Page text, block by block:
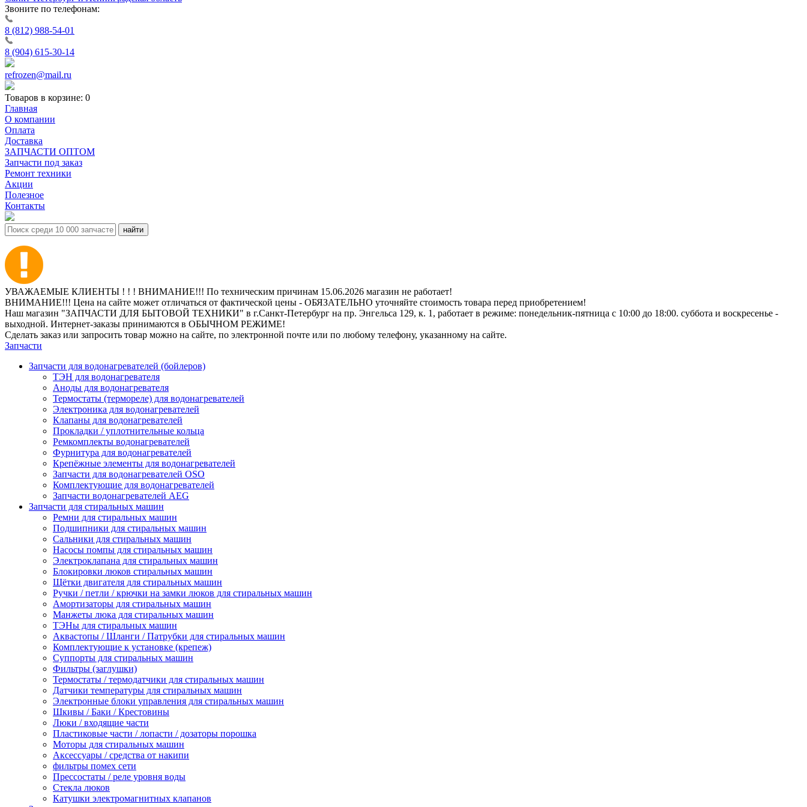
Звоните по телефонам:
8 (812) 988-54-01
8 (904) 615-30-14
refrozen@mail.ru
Товаров в корзине: 0
Главная
О компании
Оплата
Доставка
ЗАПЧАСТИ ОПТОМ
Запчасти под заказ
Ремонт техники
Акции
Полезное
Контакты
УВАЖАЕМЫЕ КЛИЕНТЫ ! ! ! ВНИМАНИЕ!!! По техническим причинам 15.06.2026 магазин не работает!
ВНИМАНИЕ!!! Цена на сайте может отличаться от фактической цены - ОБЯЗАТЕЛЬНО уточняйте стоимость товара перед приобретением!
Наш магазин "ЗАПЧАСТИ ДЛЯ БЫТОВОЙ ТЕХНИКИ" в г.Санкт-Петербург на пр. Энгельса 129, к. 1, работает в режиме: понедельник-пятница с 10:00 до 18:00. суббота и воскресенье -
выходной. Интернет-заказы принимаются в ОБЫЧНОМ РЕЖИМЕ!
Сделать заказ или запросить товар можно на сайте, по электронной почте или по любому телефону, указанному на сайте.
Запчасти
Запчасти для водонагревателей (бойлеров)
ТЭН для водонагревателя
Аноды для водонагревателя
Термостаты (термореле) для водонагревателей
Электроника для водонагревателей
Клапаны для водонагревателей
Прокладки / уплотнительные кольца
Ремкомплекты водонагревателей
Фурнитура для водонагревателей
Крепёжные элементы для водонагревателей
Запчасти для водонагревателей OSO
Комплектующие для водонагревателей
Запчасти водонагревателей AEG
Запчасти для стиральных машин
Ремни для стиральных машин
Подшипники для стиральных машин
Сальники для стиральных машин
Насосы помпы для стиральных машин
Электроклапана для стиральных машин
Блокировки люков стиральных машин
Щётки двигателя для стиральных машин
Ручки / петли / крючки на замки люков для стиральных машин
Амортизаторы для стиральных машин
Манжеты люка для стиральных машин
ТЭНы для стиральных машин
Аквастопы / Шланги / Патрубки для стиральных машин
Комплектующие к установке (крепеж)
Суппорты для стиральных машин
Фильтры (заглушки)
Термостаты / термодатчики для стиральных машин
Датчики температуры для стиральных машин
Электронные блоки управления для стиральных машин
Шкивы / Баки / Крестовины
Люки / входящие части
Пластиковые части / лопасти / дозаторы порошка
Моторы для стиральных машин
Аксессуары / средства от накипи
фильтры помех сети
Прессостаты / реле уровня воды
Стекла люков
Катушки электромагнитных клапанов